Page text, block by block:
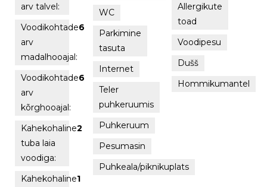
arv talvel:
Voodikohtade
arv
madalhooajal:
6
Voodikohtade
arv
kõrghooajal:
6
Kahekohaline
tuba laia
voodiga:
2
Kahekohaline1
WC
Parkimine
tasuta
Internet
Teler
puhkeruumis
Puhkeruum
Pesumasin
Puhkeala/piknikuplats
Allergikute
toad
Voodipesu
Dušš
Hommikumantel